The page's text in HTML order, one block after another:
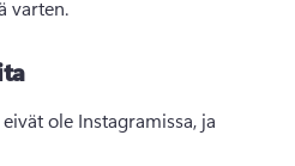
varten.
ole Instagramissa, ja